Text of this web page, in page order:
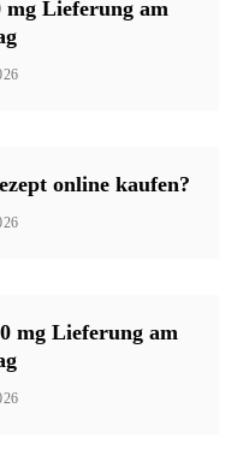
mg Lieferung am
online kaufen?
mg Lieferung am